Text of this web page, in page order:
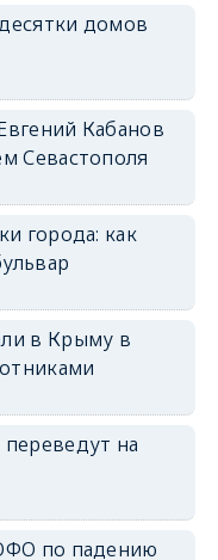
домов
Кабанов
Севастополя
города: как
в Крыму в
на
по падению